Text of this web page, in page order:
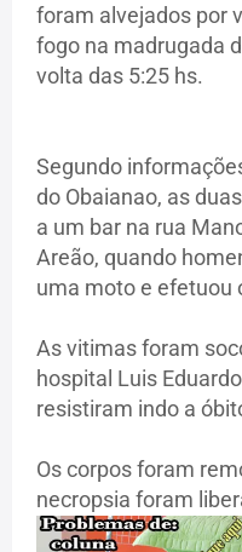
foram alvejados por
fogo na madrugada
volta das 5:25 hs.
Segundo
do Obaianao, as
a um bar na rua
Areão, quando
uma moto e efetuou
As vitimas foram
hospital Luis
resistiram indo a
Os corpos foram
necropsia foram